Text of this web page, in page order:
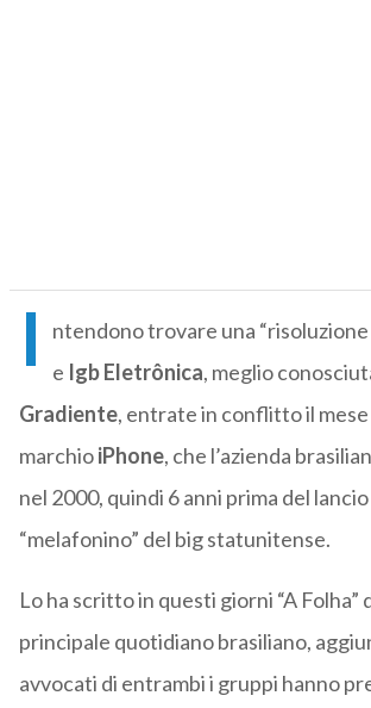
I ntendono trovare una “risoluzione
e Igb Eletrônica, meglio
Gradiente, entrate in conflitto il
marchioiPhone, che l’azienda
nel 2000, quindi 6 anni prima del
“melafonino” del big statunitense.
Lo ha scritto in questi giorni “A Folha”
principale quotidiano brasiliano,
avvocati di entrambi i gruppi hanno